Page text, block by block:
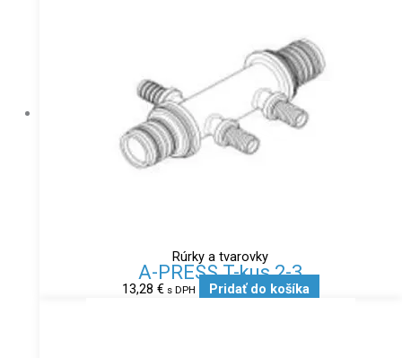
Rúrky a tvarovky
A-PRESS T-kus 2-3
13,28 € s DPH Pridať do košíka